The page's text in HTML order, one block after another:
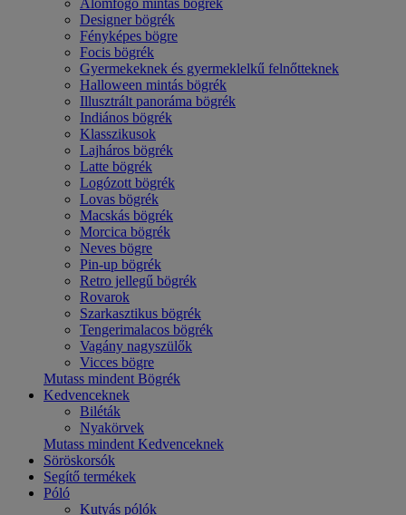
Álomfogó mintás bögrék
Designer bögrék
Fényképes bögre
Focis bögrék
Gyermekeknek és gyermeklelkű felnőtteknek
Halloween mintás bögrék
Illusztrált panoráma bögrék
Indiános bögrék
Klasszikusok
Lajháros bögrék
Latte bögrék
Logózott bögrék
Lovas bögrék
Macskás bögrék
Morcica bögrék
Neves bögre
Pin-up bögrék
Retro jellegű bögrék
Rovarok
Szarkasztikus bögrék
Tengerimalacos bögrék
Vagány nagyszülők
Vicces bögre
Mutass mindent Bögrék
Kedvenceknek
Biléták
Nyakörvek
Mutass mindent Kedvenceknek
Söröskorsók
Segítő termékek
Póló
Kutyás pólók